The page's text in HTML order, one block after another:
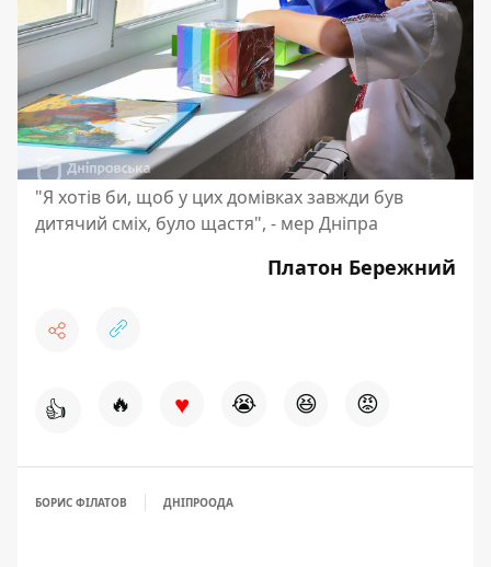
"Я хотів би, щоб у цих домівках завжди був
дитячий сміх, було щастя", - мер Дніпра
Платон Бережний
👍 🔥 ♥ 😭 😆 😡
БОРИС ФІЛАТОВ ДНІПРООДА